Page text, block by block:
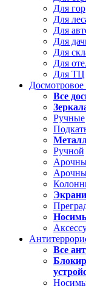
Для гор
Для
Для
Для
Для
Для
Для ТЦ
Досмотровое
Все
Ручные
Ручной
Все